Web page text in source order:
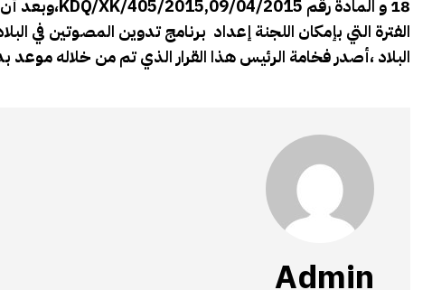
18 و المادة رقم Lr.
،وبعدKDQ/XK/405/2015,09/04/2015
الفترة التي بإمكان اللجنة إعداد برنامج تدوين المصوتين في
البلاد ،أصدر فخامة الرئيس هذا القرار الذي تم من خلاله موعد بدء
Admin